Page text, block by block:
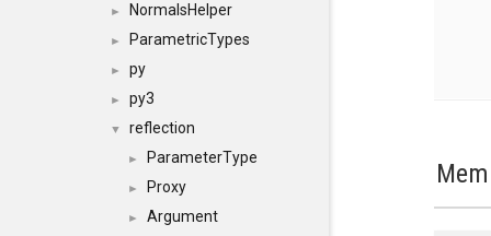
► NormalsHelper
► ParametricTypes
► py
► py3
▼ reflection
► ParameterType
► Proxy
► Argument